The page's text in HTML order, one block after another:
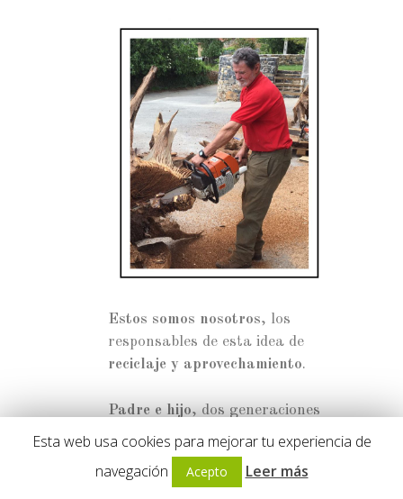
Estos somos nosotros, los
responsables de esta idea de
reciclaje y aprovechamiento.
Padre e hijo, dos generaciones
de Vicentes los cuales creemos
que todo esaprovechable y
reutilizable .
Esta web usa cookies para mejorar tu experiencia de
navegación
Acepto Leer más